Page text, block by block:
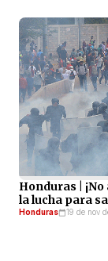
Honduras |
la lucha para
Honduras 19 de nov